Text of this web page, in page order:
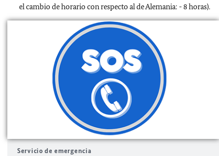
el cambio de horario con respecto al de Alemania: - 8 horas).
Servicio de emergencia